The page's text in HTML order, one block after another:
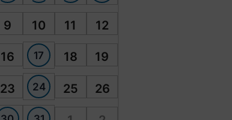
9 10 11 12
16 17 18 19
23 24 25 26